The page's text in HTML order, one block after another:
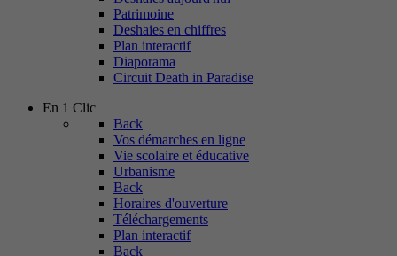
Patrimoine
Deshaies en chiffres
Plan interactif
Diaporama
Circuit Death in Paradise
En 1 Clic
Back
Vos démarches en ligne
Vie scolaire et éducative
Urbanisme
Back
Horaires d'ouverture
Téléchargements
Plan interactif
Back